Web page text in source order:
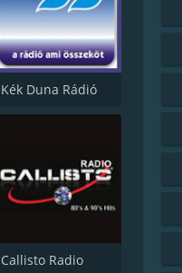
Kék Duna Rádió
Callisto Radio